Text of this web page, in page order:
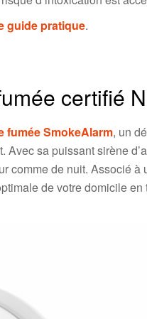
guide pratique.
certifié
fumée SmokeAlarm, un
Avec sa puissant sirène
comme de nuit. Associé à
de votre domicile en